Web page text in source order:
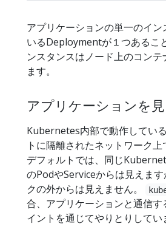
アプリケーションの単一のイ
いるDeploymentが１つあるこ
ンスタンスはノード上のコン
ます。
アプリケーションを
Kubernetes内部で動作している
トに隔離されたネットワーク上
デフォルトでは、同じ
のPodやServiceからは見えま
クの外からは見えません。
合、アプリケーションと通信
イントを通じてやりとりしてい